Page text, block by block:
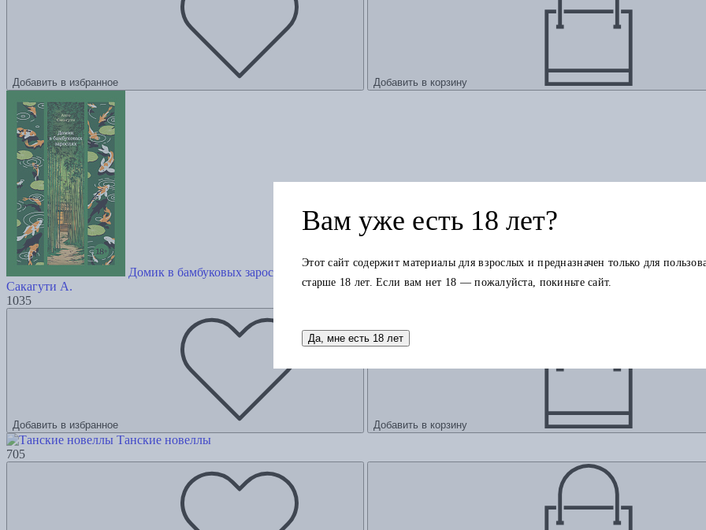
Добавить в избранное Добавить в корзину
Домик в бамбуковых зарослях
Сакагути А.
1035
Добавить в избранное Добавить в корзину
Танские новеллы
705
Вам уже есть 18 лет?
Этот сайт содержит материалы для взрослых и предназначен только для
старше 18 лет. Если вам нет 18 — пожалуйста, покиньте сайт.
Да, мне есть 18 лет